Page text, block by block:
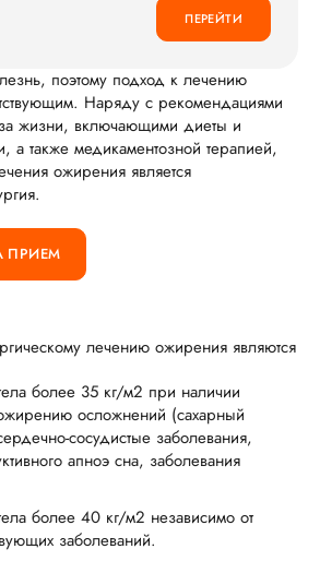
поэтому подход к лечению
Наряду с рекомендациями
жизни, включающими диеты и
а также медикаментозной терапией,
ожирения является
ПРИЕМ
лечению ожирения являются
более 35 кг/м2 при наличии
осложнений (сахарный
сосудистые заболевания,
апноэ сна, заболевания
более 40 кг/м2 независимо от
заболеваний.
ПЕРЕЙТИ